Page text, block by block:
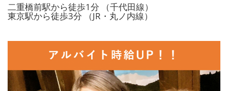
二重橋前駅から徒歩1分 （千代田線）
東京駅から徒歩3分 （JR・丸ノ内線）